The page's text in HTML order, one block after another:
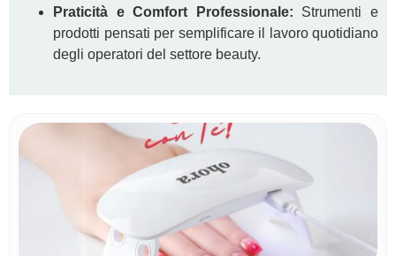
Praticità e Comfort Professionale: Strumenti e
prodotti pensati per semplificare il lavoro quotidiano
degli operatori del settore beauty.